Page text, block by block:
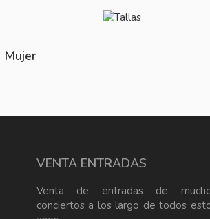
Mujer
VENTA ENTRADAS
Venta de entradas de
conciertos a los largo de todos